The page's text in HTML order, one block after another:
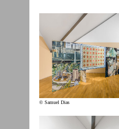
© Samuel Dias